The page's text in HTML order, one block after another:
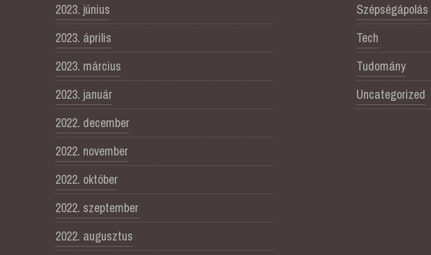
2023. június
2023. április
2023. március
2023. január
2022. december
2022. november
2022. október
2022. szeptember
2022. augusztus
Szépségápolás
Tech
Tudomány
Uncategorized